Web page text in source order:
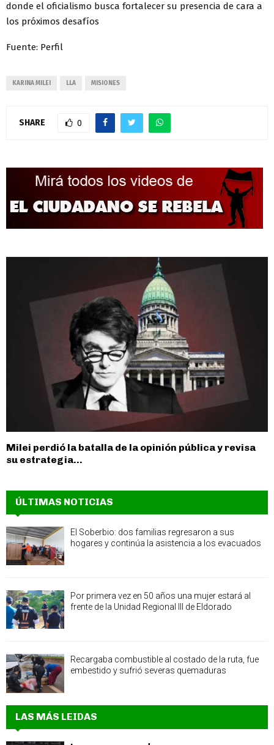
donde el oficialismo busca fortalecer su presencia de cara a
los próximos desafíos
Fuente: Perfil
KARINA MILEI LLA MISIONES
SHARE 0
Milei perdió la batalla de la opinión pública y revisa
su estrategia...
ÚLTIMAS NOTICIAS
El Soberbio: dos familias regresaron a sus
hogares y continúa la asistencia a los evacuados
Por primera vez en 50 años una mujer estará al
frente de la Unidad Regional III de Eldorado
Recargaba combustible al costado de la ruta, fue
embestido y sufrió severas quemaduras
LAS MÁS LEIDAS